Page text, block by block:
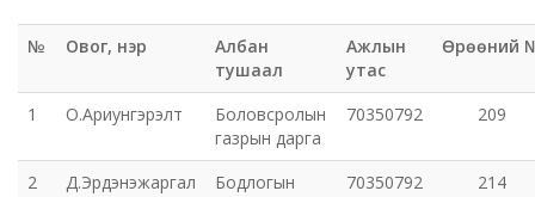
№ Овог, нэр
Албан
тушаал
Ажлын
утас
Өрөөний
1 О.Ариунгэрэлт
Боловсролын
газрын дарга
70350792 209
2 Д.Эрдэнэжаргал
Бодлогын
70350792 214